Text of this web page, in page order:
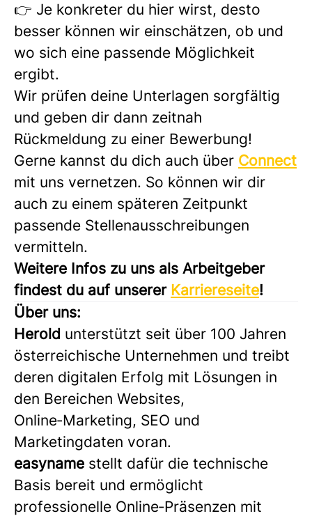
👉 Je konkreter du hier wirst, desto
besser können wir einschätzen, ob und
wo sich eine passende Möglichkeit
ergibt.
Wir prüfen deine Unterlagen sorgfältig
und geben dir dann zeitnah
Rückmeldung zu einer Bewerbung!
Gerne kannst du dich auch über Connect
mit uns vernetzen. So können wir dir
auch zu einem späteren Zeitpunkt
passende Stellenausschreibungen
vermitteln.
Weitere Infos zu uns als Arbeitgeber
findest du auf unserer Karriereseite!
Über uns:
Herold unterstützt seit über 100 Jahren
österreichische Unternehmen und treibt
deren digitalen Erfolg mit Lösungen in
den Bereichen Websites,
Online‑Marketing, SEO und
Marketingdaten voran.
easyname stellt dafür die technische
Basis bereit und ermöglicht
professionelle Online‑Präsenzen mit